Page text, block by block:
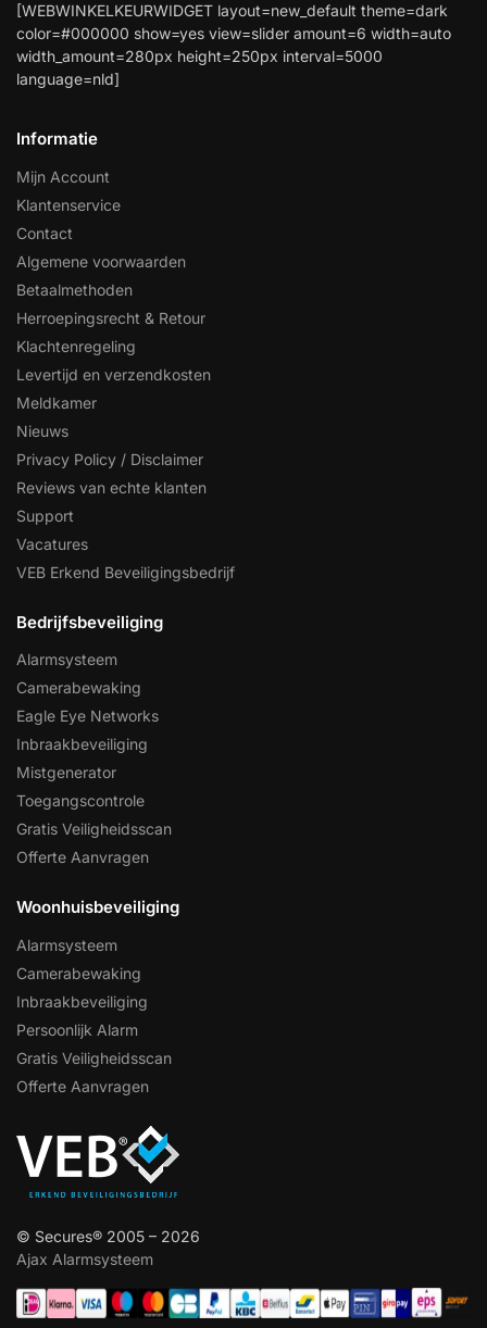
[WEBWINKELKEURWIDGET layout=new_default theme=dark
color=#000000 show=yes view=slider amount=6 width=auto
width_amount=280px height=250px interval=5000
language=nld]
Informatie
Mijn Account
Klantenservice
Contact
Algemene voorwaarden
Betaalmethoden
Herroepingsrecht & Retour
Klachtenregeling
Levertijd en verzendkosten
Meldkamer
Nieuws
Privacy Policy / Disclaimer
Reviews van echte klanten
Support
Vacatures
VEB Erkend Beveiligingsbedrijf
Bedrijfsbeveiliging
Alarmsysteem
Camerabewaking
Eagle Eye Networks
Inbraakbeveiliging
Mistgenerator
Toegangscontrole
Gratis Veiligheidsscan
Offerte Aanvragen
Woonhuisbeveiliging
Alarmsysteem
Camerabewaking
Inbraakbeveiliging
Persoonlijk Alarm
Gratis Veiligheidsscan
Offerte Aanvragen
© Secures® 2005 – 2026
Ajax Alarmsysteem